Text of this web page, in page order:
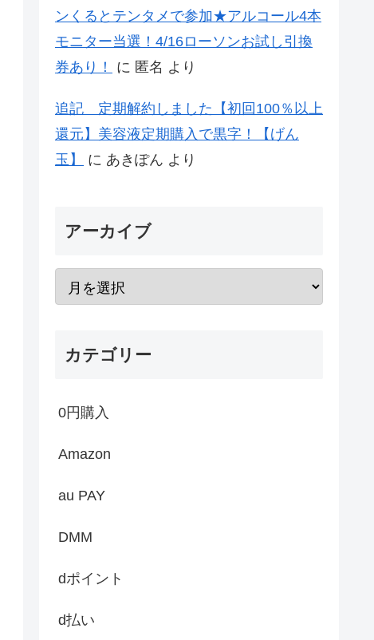
ンくるとテンタメで参加★アルコール4本
モニター当選！4/16ローソンお試し引換
券あり！
に 匿名 より
追記 定期解約しました【初回100％以上
還元】美容液定期購入で黒字！【げん
玉】
に あきぽん より
アーカイブ
カテゴリー
0円購入
Amazon
au PAY
DMM
dポイント
d払い